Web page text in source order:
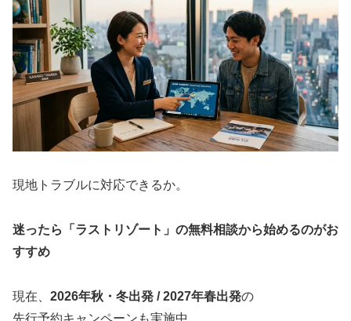
現地トラブルに対応できるか。
迷ったら「ラストリゾート」の無料相談から始めるのがお
すすめ
現在、 2026年秋・冬出発 / 2027年春出発の
先行予約キャンペーンも実施中。